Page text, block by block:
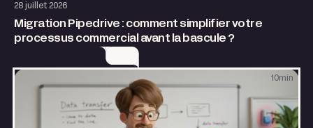
28 juillet 2026
Migration Pipedrive : comment simplifier votre
processus commercial avant la bascule ?
10 min